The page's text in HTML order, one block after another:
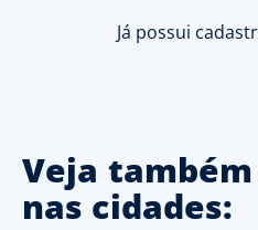
Já possui
Veja
nas cidades: